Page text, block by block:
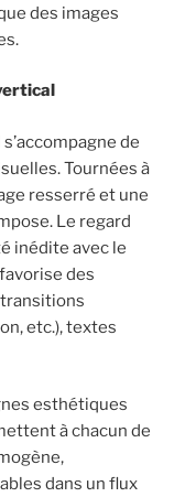
des images
de
Tournées à
resserré et une
Le regard
inédite avec le
des
etc.), textes
esthétiques
à chacun de
dans un flux